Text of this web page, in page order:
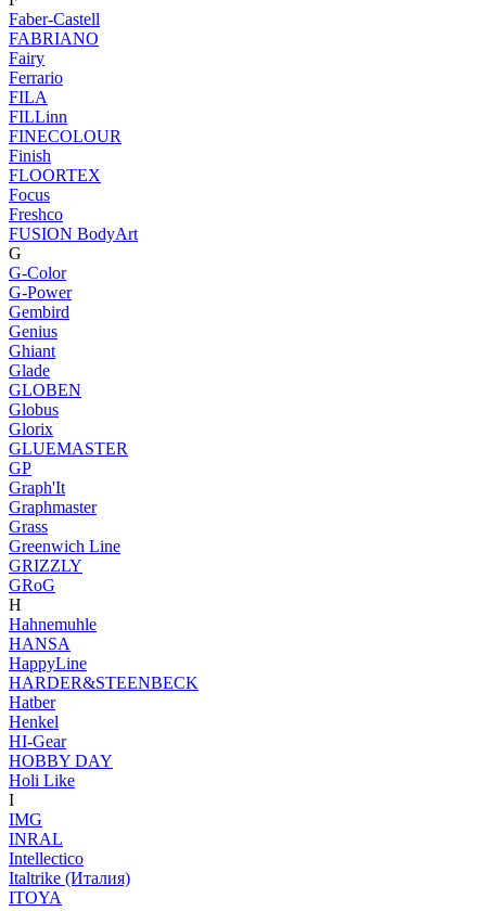
Faber-Castell
FABRIANO
Fairy
Ferrario
FILA
FILLinn
FINECOLOUR
Finish
FLOORTEX
Focus
Freshco
FUSION BodyArt
G
G-Color
G-Power
Gembird
Genius
Ghiant
Glade
GLOBEN
Globus
Glorix
GLUEMASTER
GP
Graph'It
Graphmaster
Grass
Greenwich Line
GRIZZLY
GRoG
H
Hahnemuhle
HANSA
HappyLine
HARDER&STEENBECK
Hatber
Henkel
HI-Gear
HOBBY DAY
Holi Like
I
IMG
INRAL
Intellectico
Italtrike (Италия)
ITOYA